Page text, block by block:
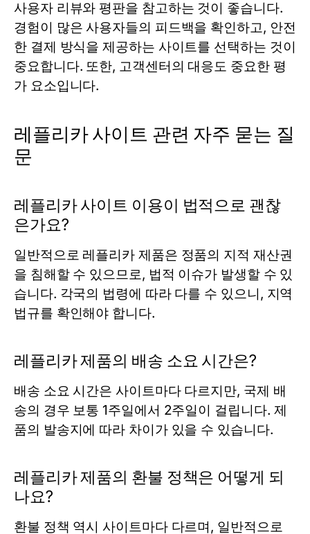
사용자 리뷰와 평판을 참고하는 것이 좋습니다.
경험이 많은 사용자들의 피드백을 확인하고, 안전
한 결제 방식을 제공하는 사이트를 선택하는 것이
중요합니다. 또한, 고객센터의 대응도 중요한 평
가 요소입니다.
레플리카 사이트 관련 자주 묻는 질
문
레플리카 사이트 이용이 법적으로 괜찮
은가요?
일반적으로 레플리카 제품은 정품의 지적 재산권
을 침해할 수 있으므로, 법적 이슈가 발생할 수 있
습니다. 각국의 법령에 따라 다를 수 있으니, 지역
법규를 확인해야 합니다.
레플리카 제품의 배송 소요 시간은?
배송 소요 시간은 사이트마다 다르지만, 국제 배
송의 경우 보통 1주일에서 2주일이 걸립니다. 제
품의 발송지에 따라 차이가 있을 수 있습니다.
레플리카 제품의 환불 정책은 어떻게 되
나요?
환불 정책 역시 사이트마다 다르며, 일반적으로